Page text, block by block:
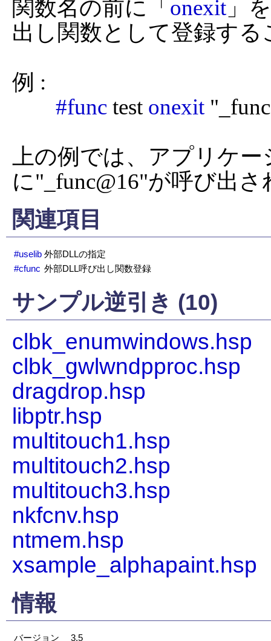
関数名の前に「 onexit 」
出し関数として登録す
例 :
#func test onexit
上の例では、アプリケ
に"_func@16"が呼び出
関連項目
#uselib 外部DLLの指定
#cfunc 外部DLL呼び出し関数登録
サンプル逆引き (10)
clbk_enumwindows.hsp
clbk_gwlwndpproc.hsp
dragdrop.hsp
libptr.hsp
multitouch1.hsp
multitouch2.hsp
multitouch3.hsp
nkfcnv.hsp
ntmem.hsp
xsample_alphapaint.hsp
情報
バージョン
3.5